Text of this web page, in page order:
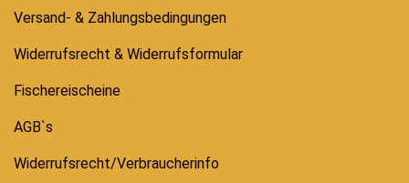
Versand- & Zahlungsbedingungen
Widerrufsrecht & Widerrufsformular
Fischereischeine
AGB`s
Widerrufsrecht/Verbraucherinfo